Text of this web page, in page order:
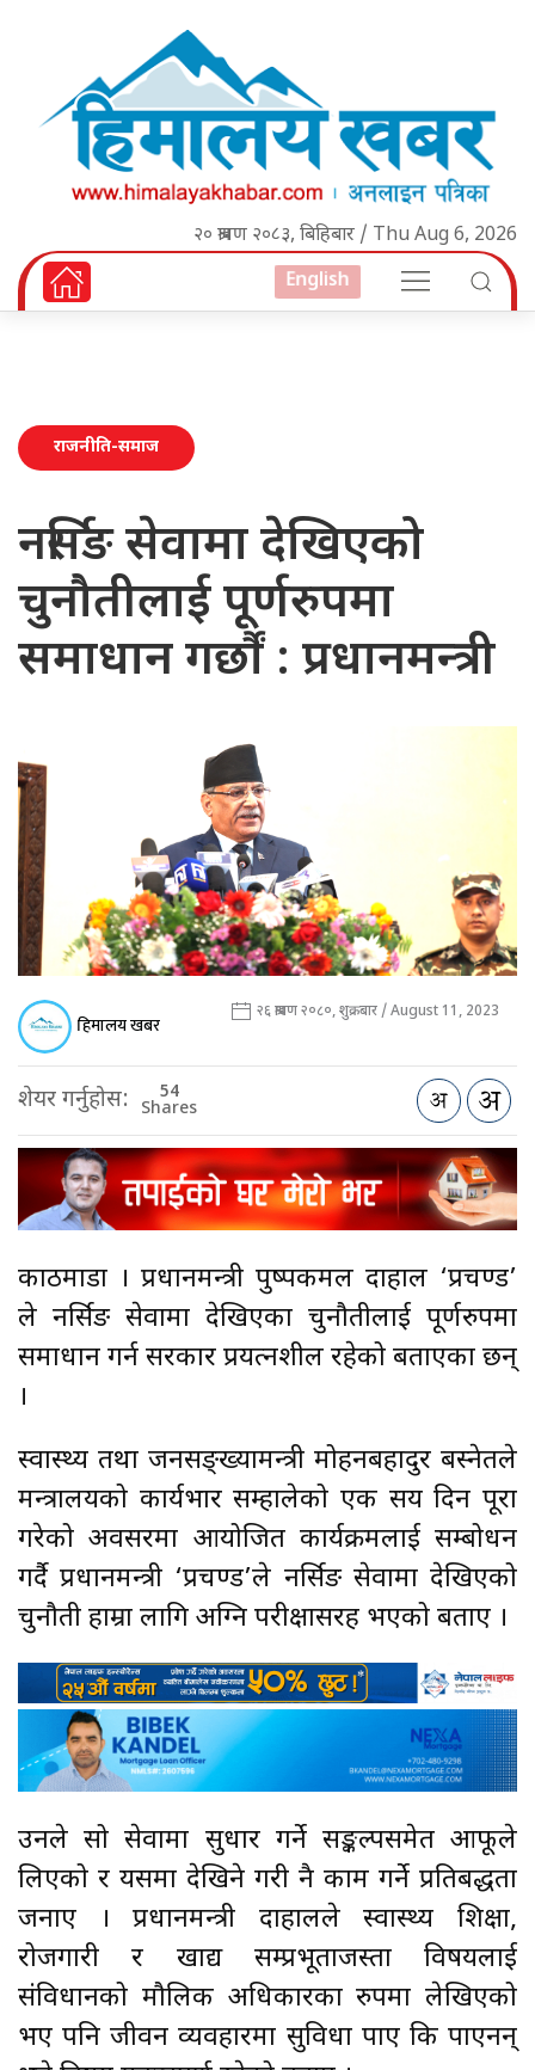
२० श्रावण २०८३, बिहिबार / Thu Aug 6, 2026
English
राजनीति-समाज
नर्सिङ सेवामा देखिएको
चुनौतीलाई पूर्णरुपमा
समाधान गर्छौं : प्रधानमन्त्री
हिमालय खबर २६ श्रावण २०८०, शुक्रबार / August 11, 2023
शेयर गर्नुहोस: 54
Shares
काठमाडौँ । प्रधानमन्त्री पुष्पकमल दाहाल ‘प्रचण्ड’
ले नर्सिङ सेवामा देखिएका चुनौतीलाई पूर्णरुपमा
समाधान गर्न सरकार प्रयत्नशील रहेको बताएका छन्
।
स्वास्थ्य तथा जनसङ्ख्यामन्त्री मोहनबहादुर बस्नेतले
मन्त्रालयको कार्यभार सम्हालेको एक सय दिन पूरा
गरेको अवसरमा आयोजित कार्यक्रमलाई सम्बोधन
गर्दै प्रधानमन्त्री ‘प्रचण्ड’ले नर्सिङ सेवामा देखिएको
चुनौती हाम्रा लागि अग्नि परीक्षासरह भएको बताए ।
उनले सो सेवामा सुधार गर्ने सङ्कल्पसमेत आफूले
लिएको र यसमा देखिने गरी नै काम गर्ने प्रतिबद्धता
जनाए । प्रधानमन्त्री दाहालले स्वास्थ्य शिक्षा,
रोजगारी र खाद्य सम्प्रभूताजस्ता विषयलाई
संविधानको मौलिक अधिकारका रुपमा लेखिएको
भए पनि जीवन व्यवहारमा सुविधा पाए कि पाएनन्